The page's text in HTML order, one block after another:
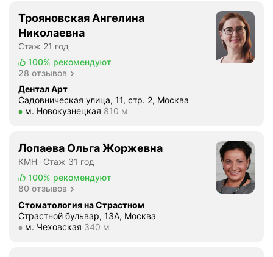
л
и
н
и
к
т
о
р
о
Трояновская Ангелина
Николаевна
Стаж 21 год
100% рекомендуют
28 отзывов
Дентал Арт
Садовническая улица, 11, стр. 2, Москва
Метро м. Новокузнецкая Расстояние 810 м
м. Новокузнецкая 810 м
Лопаева Ольга Жоржевна
КМН
Стаж 31 год
100% рекомендуют
80 отзывов
Стоматология на Страстном
Страстной бульвар, 13А, Москва
Метро м. Чеховская Расстояние 340 м
м. Чеховская 340 м